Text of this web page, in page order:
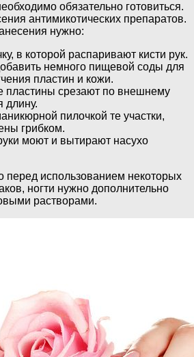
обязательно готовиться.
антимикотических препаратов.
нужно:
в которой распаривают кисти рук.
немного пищевой соды для
пластин и кожи.
пластины срезают по внешнему
длину.
пилочкой те участки,
грибком.
моют и вытирают насухо
перед использованием некоторых
ногти нужно дополнительно
растворами.